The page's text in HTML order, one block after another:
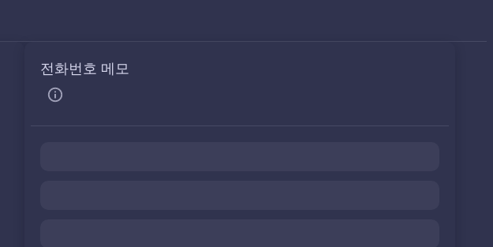
전화번호 메모